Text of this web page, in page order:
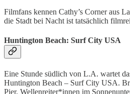
Filmfans kennen Cathy’s Corner aus
die Stadt bei Nacht ist tatsächlich
Huntington Beach: Surf City USA
Eine Stunde südlich von L.A. wartet
Huntington Beach – Surf City USA.
Pier, Wellenreiter*innen im